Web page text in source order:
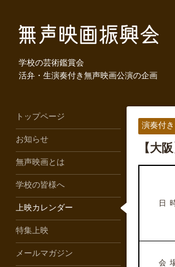
学校の芸術鑑賞会
活弁・生演奏付き無声映画公演の企画
演奏付き
【大
日
会
トップページ
お知らせ
無声映画とは
学校の皆様へ
上映カレンダー
特集上映
メールマガジン